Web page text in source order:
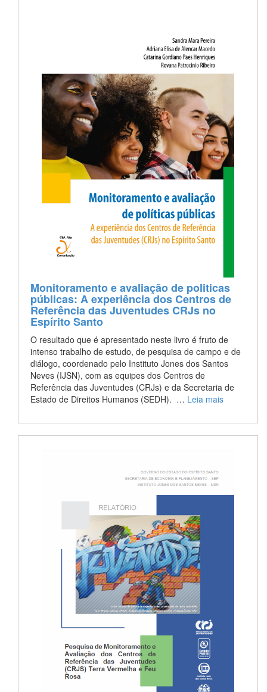
Monitoramento e avaliação de politicas
públicas: A experiência dos Centros de
Referência das Juventudes CRJs no
Espírito Santo
O resultado que é apresentado neste livro é fruto de
intenso trabalho de estudo, de pesquisa de campo e de
diálogo, coordenado pelo Instituto Jones dos Santos
Neves (IJSN), com as equipes dos Centros de
Referência das Juventudes (CRJs) e da Secretaria de
Estado de Direitos Humanos (SEDH). … Leia mais